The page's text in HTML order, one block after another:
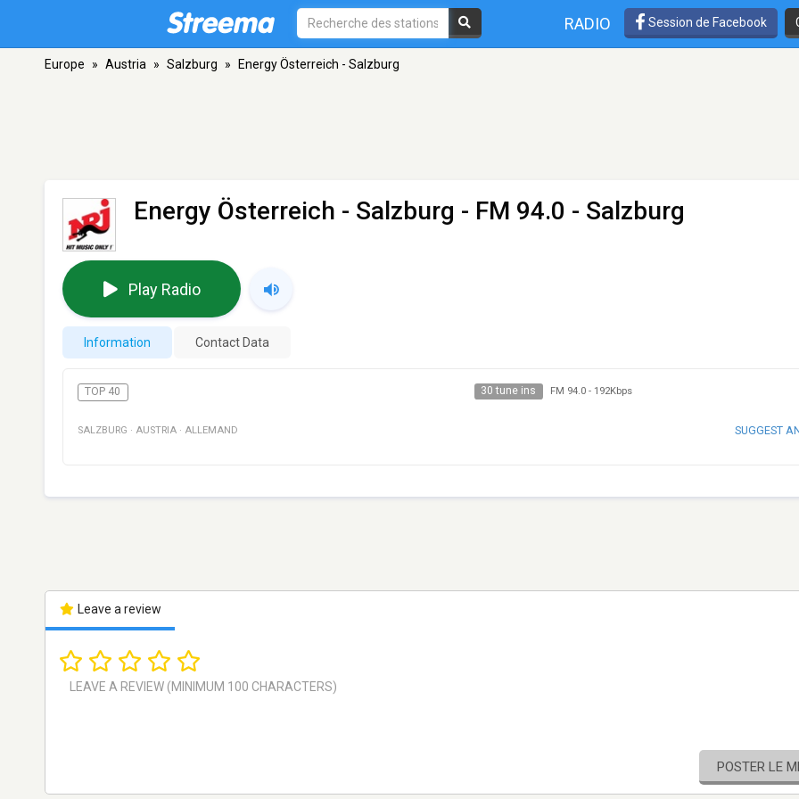
RADIO Session de Facebook
Europe » Austria » Salzburg » Energy Österreich - Salzburg
Energy Österreich - Salzburg - FM 94.0 - Salzburg
Play Radio
Information Contact Data
TOP 40 30 tune ins FM 94.0- 192Kbps
SALZBURG · AUSTRIA · ALLEMAND SUGGEST
Leave a review
POSTER LE